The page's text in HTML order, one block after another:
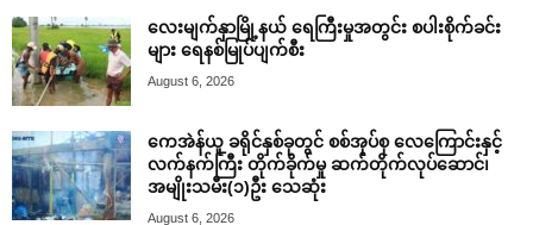
လေးမျက်နှာမြို့နယ် ရေကြီးမှုအတွင်း စပါးစိုက်ခင်း
များ ရေနစ်မြုပ်ပျက်စီး
August 6, 2026
ကေအဲန်ယူ ခရိုင်နှစ်ခုတွင် စစ်အုပ်စု လေကြောင်းနှင့်
လက်နက်ကြီး တိုက်ခိုက်မှု ဆက်တိုက်လုပ်ဆောင်၊
အမျိုးသမီး(၁)ဦး သေဆုံး
August 6, 2026